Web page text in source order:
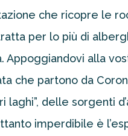
che ricopre le
per lo più di
Appoggiandovi alla
che partono da
laghi”, delle sorgenti
imperdibile è